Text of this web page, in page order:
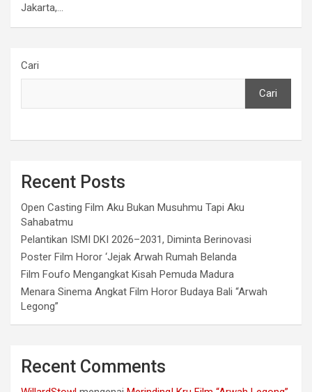
Jakarta,…
Cari
Cari
Recent Posts
Open Casting Film Aku Bukan Musuhmu Tapi Aku
Sahabatmu
Pelantikan ISMI DKI 2026–2031, Diminta Berinovasi
Poster Film Horor ‘Jejak Arwah Rumah Belanda
Film Foufo Mengangkat Kisah Pemuda Madura
Menara Sinema Angkat Film Horor Budaya Bali “Arwah
Legong”
Recent Comments